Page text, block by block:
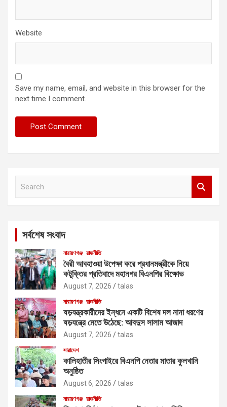
Website
Save my name, email, and website in this browser for the
next time I comment.
সর্বশেষ সংবাদ
নারায়ণগঞ্জ রাজনীতি
বৈরী আবহাওয়া উপেক্ষা করে প্রধানমন্ত্রীকে নিয়ে
কটূক্তির প্রতিবাদে মহানগর বিএনপির বিক্ষোভ
August 7, 2026 talas
নারায়ণগঞ্জ রাজনীতি
ষড়যন্ত্রকারীদের ইন্ধনে একটি বিশেষ দল নানা ধরণের
ষড়যন্ত্রে মেতে উঠেছে: আবদুস সালাম আজাদ
August 7, 2026 talas
সারাদেশ
কালিহাতীর সিংগাইরে বিএনপি নেতার মাতার কুলখানি
অনুষ্ঠিত
August 6, 2026 talas
নারায়ণগঞ্জ রাজনীতি